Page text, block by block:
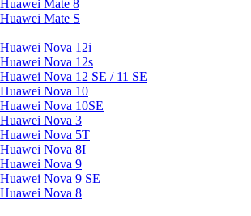
Mate 8
Mate S
Nova 12i
Nova 12s
Nova 12 SE / 11 SE
Nova 10
Nova 10SE
Nova 3
Nova 5T
Nova 8I
Nova 9
Nova 9 SE
Nova 8